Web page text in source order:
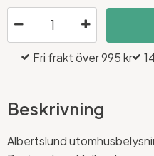
Fri frakt över 995 kr
Beskrivning
Albertslund